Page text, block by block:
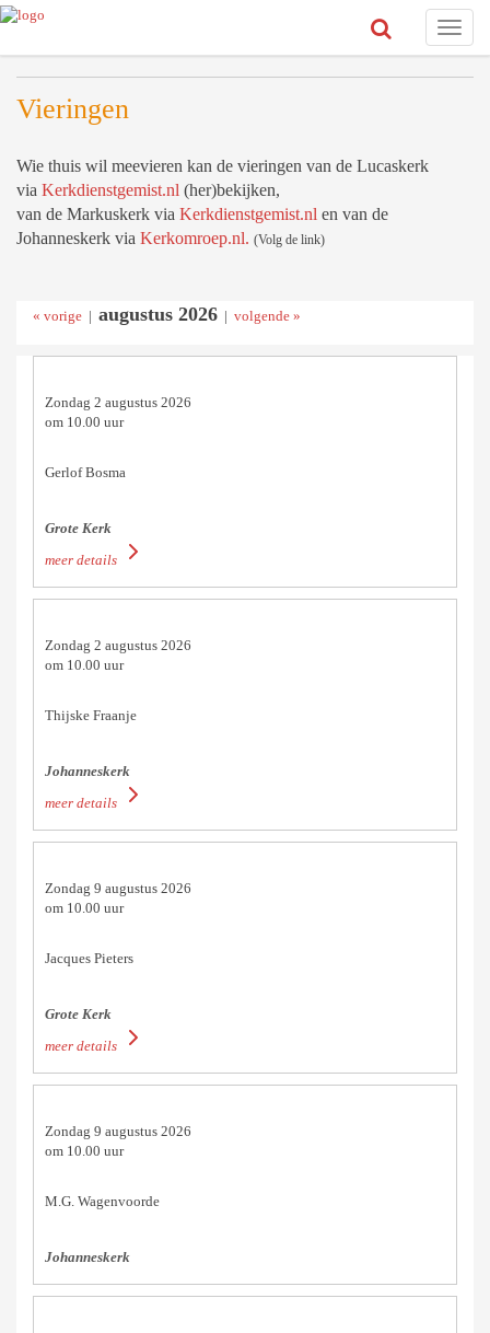
Toggle
Vieringen
Wie thuis wil meevieren kan de vieringen van de Lucaskerk
via Kerkdienstgemist.nl (her)bekijken,
van de Markuskerk via Kerkdienstgemist.nl en van de
Johanneskerk via Kerkomroep.nl. (Volg de link)
« vorige | augustus 2026 | volgende »
Zondag 2 augustus 2026
om 10.00 uur
Gerlof Bosma
Grote Kerk
meer details
Zondag 2 augustus 2026
om 10.00 uur
Thijske Fraanje
Johanneskerk
meer details
Zondag 9 augustus 2026
om 10.00 uur
Jacques Pieters
Grote Kerk
meer details
Zondag 9 augustus 2026
om 10.00 uur
M.G. Wagenvoorde
Johanneskerk